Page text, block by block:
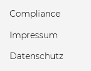
Compliance
Impressum
Datenschutz